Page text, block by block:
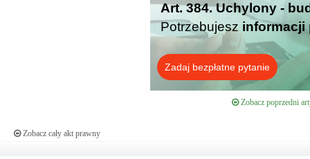
Art. 384. Uchylony -
Potrzebujesz informacji
Zadaj bezpłatne pytanie
Zobacz poprzedni
Zobacz cały akt prawny